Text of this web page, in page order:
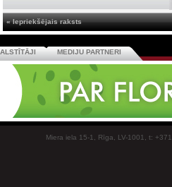
« Iepriekšējais raksts
MEDIJU PARTNERI
Miera iela 15-1, Rīga, LV-1001, t: